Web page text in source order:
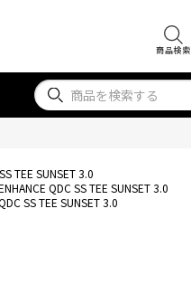
商品検索
TEE SUNSET 3.0
QDC SS TEE SUNSET 3.0
SS TEE SUNSET 3.0